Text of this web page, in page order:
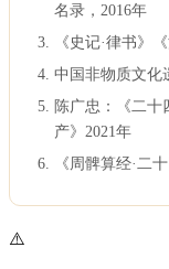
名录，2016年
《史记·律书》
中国非物质文化
陈广忠：《二十
产》2021年
《周髀算经·二
⚠️